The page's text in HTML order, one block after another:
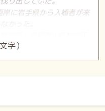
に岩手県から入植者が来
国）遠賀郡山鹿村字正
出立し、そのうち9戸が
った。ところが移住を斡
、事態は社会問題化し
岡県で集められた救助金
字）